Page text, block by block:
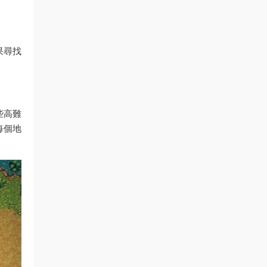
尋找
高難
個地